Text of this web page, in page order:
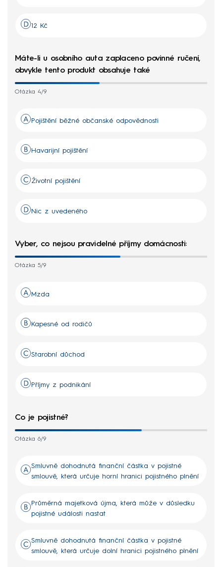
12 Kč
Máte-li u osobního auta zaplaceno povinné ručení,
obvykle tento produkt obsahuje také
Otázka 4/9
Pojištění běžné občanské odpovědnosti
Havarijní pojištění
Životní pojištění
Nic z uvedeného
Vyber, co nejsou pravidelné příjmy domácnosti:
Otázka 5/9
Mzda
Kapesné od rodičů
Starobní důchod
Příjmy z podnikání
Co je pojistné?
Otázka 6/9
Smluvně dohodnutá finanční částka v pojistné
smlouvě, která určuje horní hranici pojistného plnění
Průměrná majetková újma, která může v důsledku
pojistné události nastat
Smluvně dohodnutá finanční částka v pojistné
smlouvě, která určuje dolní hranici pojistného plnění